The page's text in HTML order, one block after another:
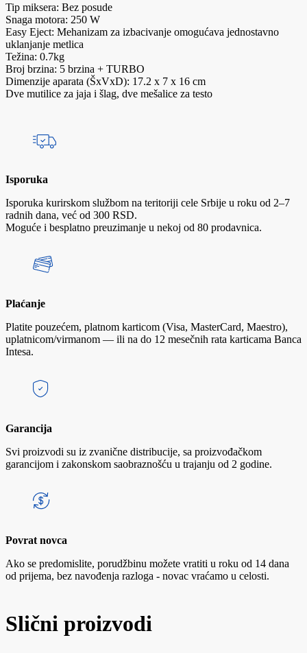
Tip miksera: Bez posude
Snaga motora: 250 W
Easy Eject: Mehanizam za izbacivanje omogućava jednostavno
uklanjanje metlica
Težina: 0.7kg
Broj brzina: 5 brzina + TURBO
Dimenzije aparata (ŠxVxD): 17.2 x 7 x 16 cm
Dve mutilice za jaja i šlag, dve mešalice za testo
Isporuka
Isporuka kurirskom službom na teritoriji cele Srbije u roku od 2–7
radnih dana, već od 300 RSD.
Moguće i besplatno preuzimanje u nekoj od 80 prodavnica.
Plaćanje
Platite pouzećem, platnom karticom (Visa, MasterCard, Maestro),
uplatnicom/virmanom — ili na do 12 mesečnih rata karticama Banca
Intesa.
Garancija
Svi proizvodi su iz zvanične distribucije, sa proizvođačkom
garancijom i zakonskom saobraznošću u trajanju od 2 godine.
Povrat novca
Ako se predomislite, porudžbinu možete vratiti u roku od 14 dana
od prijema, bez navođenja razloga - novac vraćamo u celosti.
Slični proizvodi